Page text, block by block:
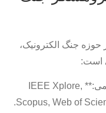
جنگ الکترونیک،
است:
* **کتابخانه‌های دیجیتال و پایگاه‌های علمی:** IEEE Xplore,
Scopus, Web of